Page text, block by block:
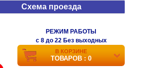
Схема проезда
РЕЖИМ РАБОТЫ
c 8 до 22 Без выходных
В КОРЗИНЕ
ТОВАРОВ : 0